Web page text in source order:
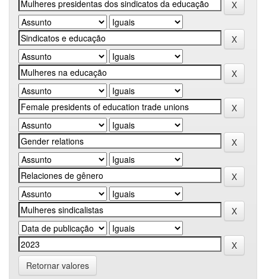
Retornar valores